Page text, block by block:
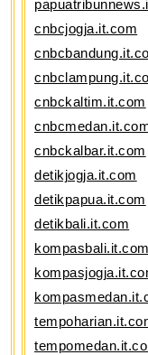
cnbcjogja.it.com
cnbckaltim.it.com
cnbckalbar.it.com
detikjogja.it.com
detikpapua.it.com
detikbali.it.com
kompasbali.it.com